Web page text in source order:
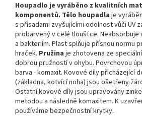
Houpadlo je vyráběno z kvalitních
komponentů. Tělo houpadla je
s přísadami zvyšujícími odolnost vůči UV
probarvený v celé tloušťce. Neabsorbuje
a bakteriím. Plast splňuje přísnou normu
hraček. Pružina je zhotovena ze
dobrou pružností v ohybu. Povrchovou
barva - komaxit. Kovové díly přicházející
(základna, kotvící noha) jsou ošetřeny
Ostatní kovové díly jsou upravovány
metodou a následně komaxitem. K
používáme bezpečnostní krytky.